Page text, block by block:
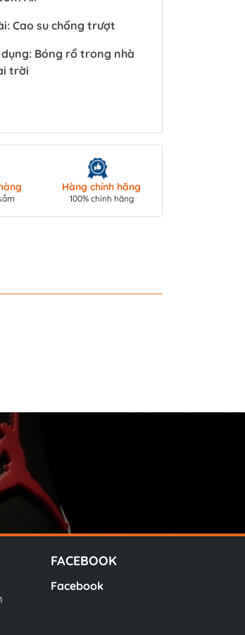
Cao su chống trượt
dụng: Bóng rổ trong nhà
trời
Hàng chính hãng
100% chính hãng
FACEBOOK
Facebook